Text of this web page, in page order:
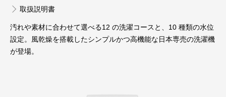
取扱説明書
汚れや素材に合わせて選べる12 の洗濯コースと、10 種類の水位
設定。風乾燥を搭載したシンプルかつ高機能な日本専売の洗濯機
が登場。